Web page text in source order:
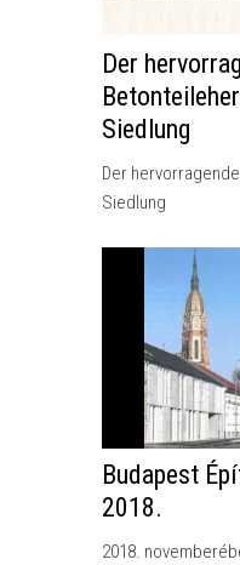
Der
Siedlung
Der
Siedlung
Budapest
2018.
2018.